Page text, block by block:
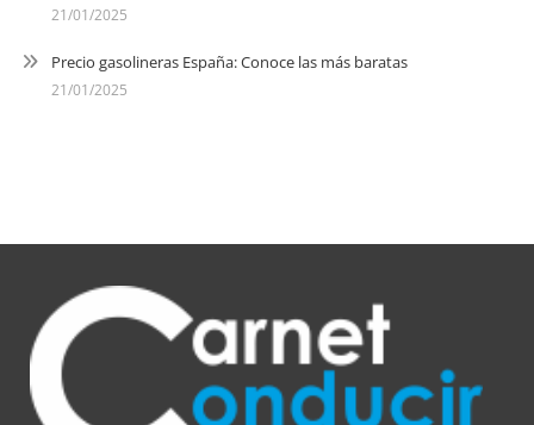
21/01/2025
Precio gasolineras España: Conoce las más baratas
21/01/2025